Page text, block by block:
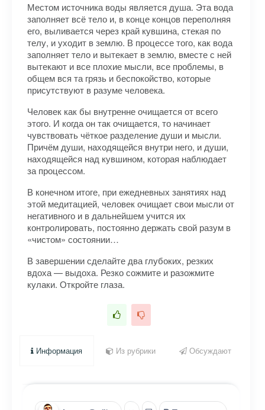
Местом источника воды является душа. Эта вода
заполняет всё тело и, в конце концов переполняя
его, выливается через край кувшина, стекая по
телу, и уходит в землю. В процессе того, как вода
заполняет тело и вытекает в землю, вместе с ней
вытекают и все плохие мысли, все проблемы, в
общем вся та грязь и беспокойство, которые
присутствуют в разуме человека.
Человек как бы внутренне очищается от всего
этого. И когда он так очищается, то начинает
чувствовать чёткое разделение души и мысли.
Причём души, находящейся внутри него, и души,
находящейся над кувшином, которая наблюдает
за процессом.
В конечном итоге, при ежедневных занятиях над
этой медитацией, человек очищает свои мысли от
негативного и в дальнейшем учится их
контролировать, постоянно держать свой разум в
«чистом» состоянии…
В завершении сделайте два глубоких, резких
вдоха — выдоха. Резко сожмите и разожмите
кулаки. Откройте глаза.
Информация Из рубрики Обсуждают